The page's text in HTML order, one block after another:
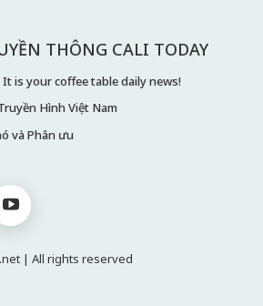
THÔNG CALI TODAY
is your coffee table daily news!
Hình Việt Nam
và Phân ưu
| All rights reserved